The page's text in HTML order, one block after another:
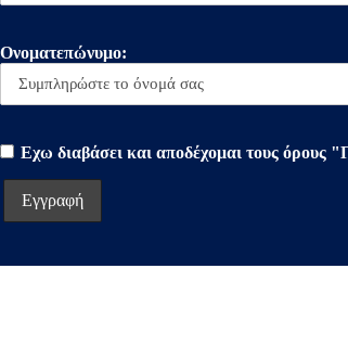
Ονοματεπώνυμο:
Εχω διαβάσει και αποδέχομαι τους όρους